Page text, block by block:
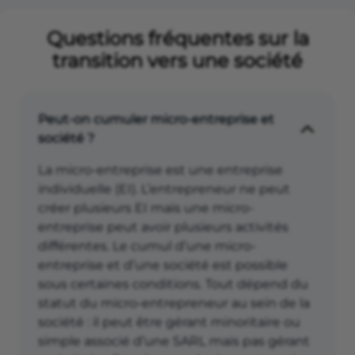
Questions fréquentes sur la
transition vers une société
Peut-on cumuler micro-entreprise et
société ?
La micro-entreprise est une entreprise
individuelle (EI). L’entrepreneur ne peut
créer plusieurs EI mais une micro-
entreprise peut avoir plusieurs activités
différentes. Le cumul d’une micro-
entreprise et d’une société est possible
sous certaines conditions. Tout dépend du
statut du micro-entrepreneur au sein de la
société : il peut être gérant minoritaire ou
simple associé d’une SARL mais pas gérant